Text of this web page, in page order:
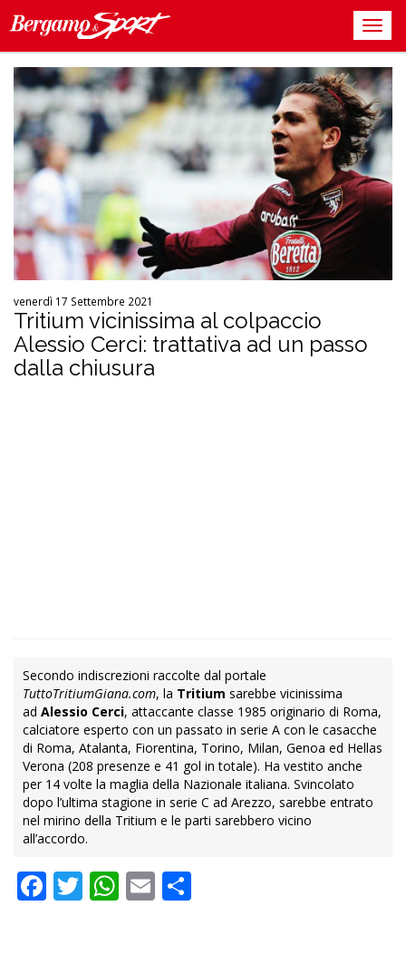
venerdì 17 Settembre 2021
Tritium vicinissima al colpaccio
Alessio Cerci: trattativa ad un passo
dalla chiusura
Secondo indiscrezioni raccolte dal portale
TuttoTritiumGiana.com, la Tritium sarebbe vicinissima
ad Alessio Cerci, attaccante classe 1985 originario di Roma,
calciatore esperto con un passato in serie A con le casacche
di Roma, Atalanta, Fiorentina, Torino, Milan, Genoa ed Hellas
Verona (208 presenze e 41 gol in totale). Ha vestito anche
per 14 volte la maglia della Nazionale italiana. Svincolato
dopo l’ultima stagione in serie C ad Arezzo, sarebbe entrato
nel mirino della Tritium e le parti sarebbero vicino
all’accordo.
Facebook
Twitter
WhatsApp
Email